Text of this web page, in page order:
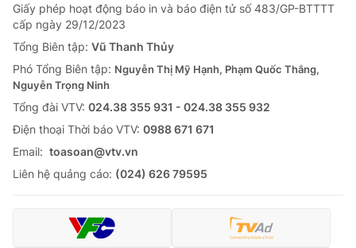
Giấy phép hoạt động báo in và báo điện tử số 483/GP-BTTTT
cấp ngày 29/12/2023
Tổng Biên tập: Vũ Thanh Thủy
Phó Tổng Biên tập: Nguyễn Thị Mỹ Hạnh, Phạm Quốc Thắng,
Nguyễn Trọng Ninh
Tổng đài VTV: 024.38 355 931 - 024.38 355 932
Ðiện thoại Thời báo VTV: 0988 671 671
Email: toasoan@vtv.vn
Liên hệ quảng cáo: (024) 626 79595